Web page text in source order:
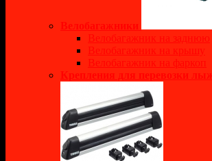
Велобагажники
Велобагажник на заднюю
Велобагажник на крышу
Велобагажник на фаркоп
Крепления для перевозки